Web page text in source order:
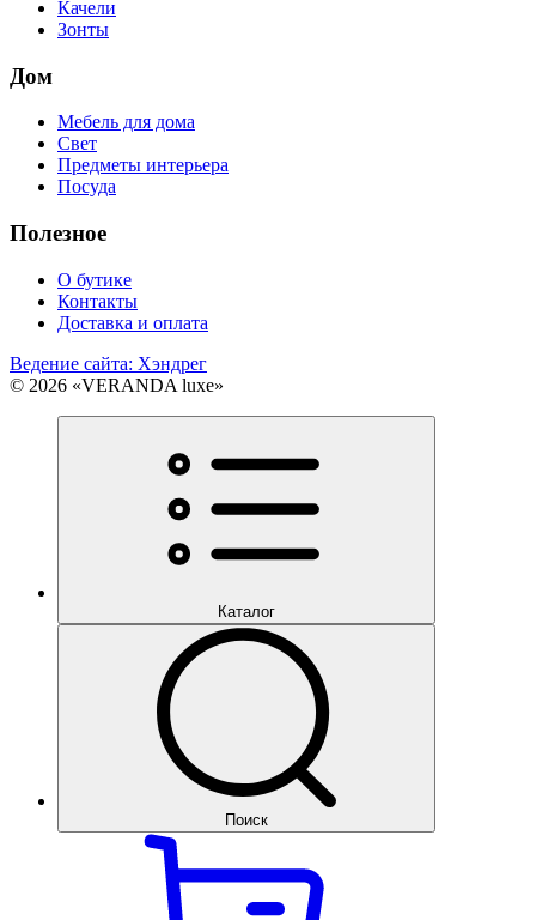
Качели
Зонты
Дом
Мебель для дома
Свет
Предметы интерьера
Посуда
Полезное
О бутике
Контакты
Доставка и оплата
Ведение сайта: Хэндрег
© 2026 «VERANDA luxe»
Каталог
Поиск